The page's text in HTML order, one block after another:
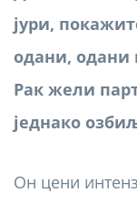
јури,
одани,
Рак жели
једнако
Он цени